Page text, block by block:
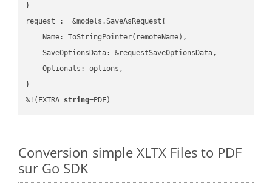
}
request := &models.SaveAsRequest{
    Name: ToStringPointer(remoteName),
    SaveOptionsData: &requestSaveOptionsData,
    Optionals: options,
}
%!(EXTRA string=PDF)
Conversion simple XLTX Files to PDF
sur Go SDK